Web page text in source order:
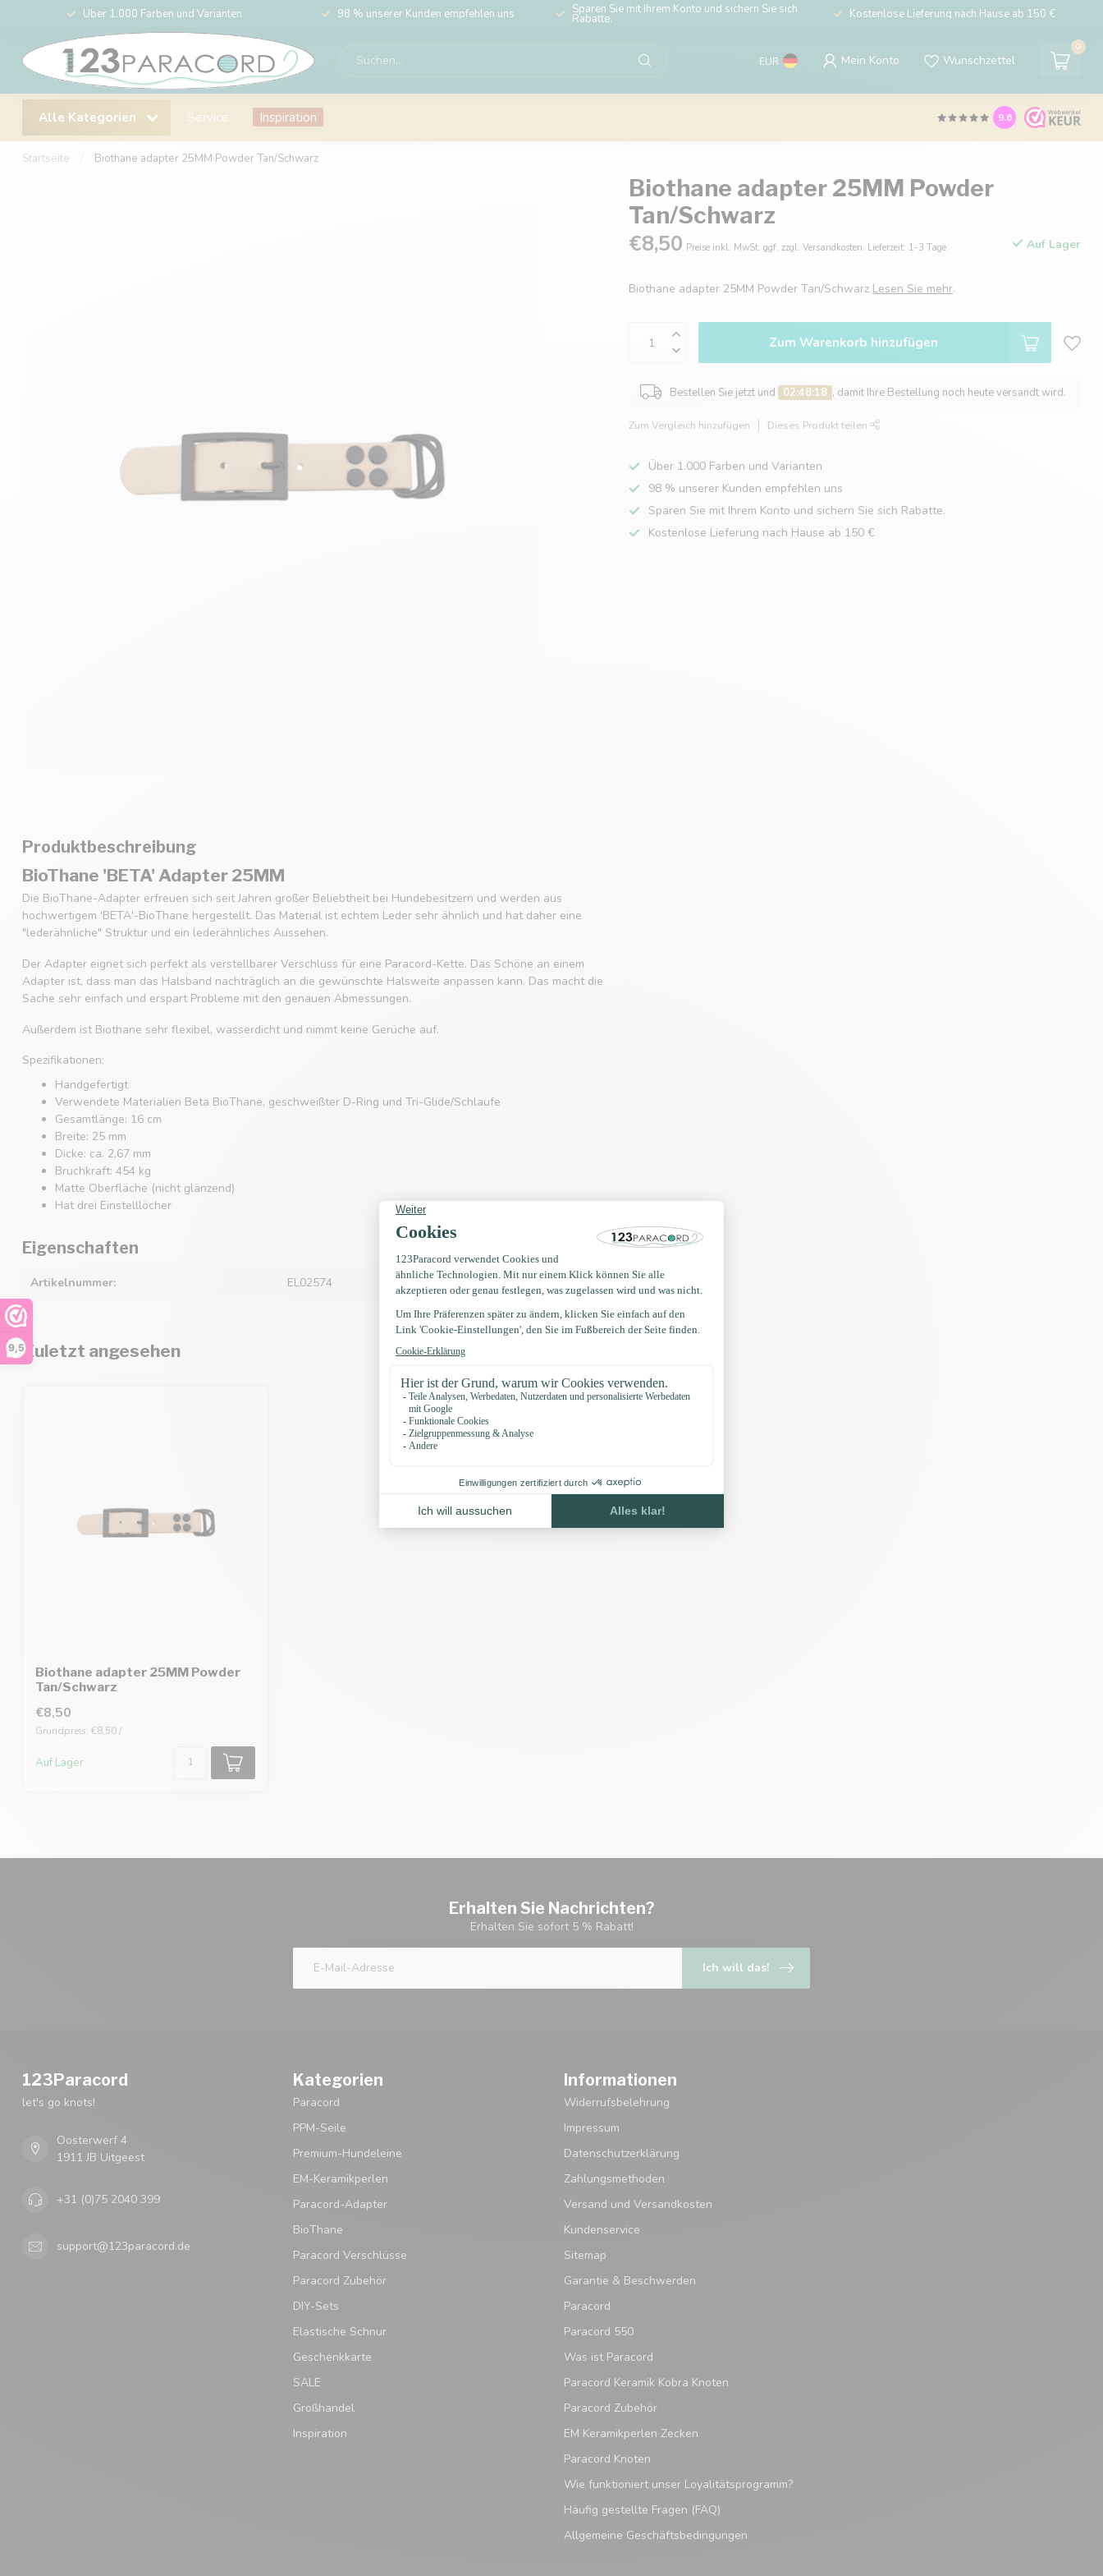
9,5
Über 1.000 Farben und Varianten 98 % unserer Kunden empfehlen uns Sparen Sie mit Ihrem Konto und sichern Sie sich
Rabatte. Kostenlose Lieferung nach Hause ab 150 €
EUR Mein Konto Wunschzettel
0
Alle Kategorien Service Inspiration 9.6
Startseite Biothane adapter 25MM Powder Tan/Schwarz
Biothane adapter 25MM Powder
Tan/Schwarz
€8,50 Preise inkl. MwSt. ggf. zzgl. Versandkosten. Lieferzeit: 1-3 Tage Auf Lager
Biothane adapter 25MM Powder Tan/Schwarz Lesen Sie mehr.
Zum Warenkorb hinzufügen
Bestellen Sie jetzt und 02:48:18 , damit Ihre Bestellung noch heute versandt wird.
Zum Vergleich hinzufügen Dieses Produkt teilen
Über 1.000 Farben und Varianten
98 % unserer Kunden empfehlen uns
Sparen Sie mit Ihrem Konto und sichern Sie sich Rabatte.
Kostenlose Lieferung nach Hause ab 150 €
Produktbeschreibung
BioThane 'BETA' Adapter 25MM
Die BioThane-Adapter erfreuen sich seit Jahren großer Beliebtheit bei Hundebesitzern und werden aus
hochwertigem 'BETA'-BioThane hergestellt. Das Material ist echtem Leder sehr ähnlich und hat daher eine
"lederähnliche" Struktur und ein lederähnliches Aussehen.
Der Adapter eignet sich perfekt als verstellbarer Verschluss für eine Paracord-Kette. Das Schöne an einem
Adapter ist, dass man das Halsband nachträglich an die gewünschte Halsweite anpassen kann. Das macht die
Sache sehr einfach und erspart Probleme mit den genauen Abmessungen.
Außerdem ist Biothane sehr flexibel, wasserdicht und nimmt keine Gerüche auf.
Spezifikationen:
Handgefertigt
Verwendete Materialien Beta BioThane, geschweißter D-Ring und Tri-Glide/Schlaufe
Gesamtlänge: 16 cm
Breite: 25 mm
Dicke: ca. 2,67 mm
Bruchkraft: 454 kg
Matte Oberfläche (nicht glänzend)
Hat drei Einstelllöcher
Eigenschaften
Artikelnummer: EL02574
Zuletzt angesehen
Biothane adapter 25MM Powder
Tan/Schwarz
€8,50
Grundpreis: €8,50 /
Auf Lager
Erhalten Sie Nachrichten?
Erhalten Sie sofort 5 % Rabatt!
Ich will das!
123Paracord
let's go knots!
Oosterwerf 4
1911 JB Uitgeest
+31 (0)75 2040 399
support@123paracord.de
Kategorien
Paracord
PPM-Seile
Premium-Hundeleine
EM-Keramikperlen
Paracord-Adapter
BioThane
Paracord Verschlüsse
Paracord Zubehör
DIY-Sets
Elastische Schnur
Geschenkkarte
SALE
Großhandel
Inspiration
Informationen
Widerrufsbelehrung
Impressum
Datenschutzerklärung
Zahlungsmethoden
Versand und Versandkosten
Kundenservice
Sitemap
Garantie & Beschwerden
Paracord
Paracord 550
Was ist Paracord
Paracord Keramik Kobra Knoten
Paracord Zubehör
EM Keramikperlen Zecken
Paracord Knoten
Wie funktioniert unser Loyalitätsprogramm?
Häufig gestellte Fragen (FAQ)
Allgemeine Geschäftsbedingungen